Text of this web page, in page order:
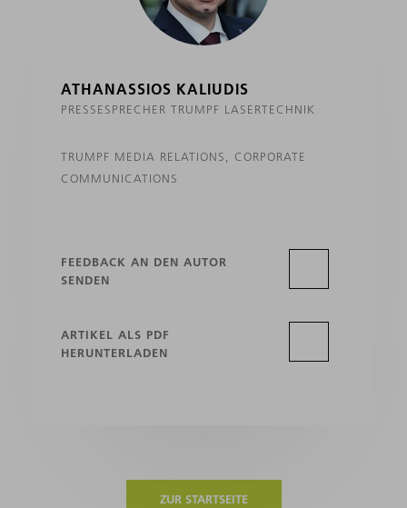
ATHANASSIOS KALIUDIS
PRESSESPRECHER TRUMPF LASERTECHNIK
TRUMPF MEDIA RELATIONS, CORPORATE
COMMUNICATIONS
FEEDBACK AN DEN AUTOR
SENDEN
ARTIKEL ALS PDF
HERUNTERLADEN
ZUR STARTSEITE